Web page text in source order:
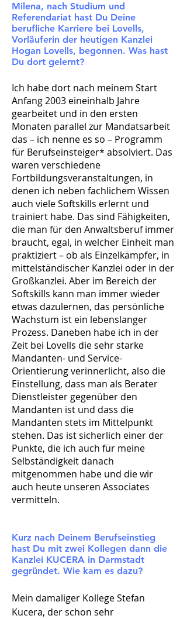
Milena, nach Studium und
Referendariat hast Du Deine
berufliche Karriere bei Lovells,
Vorläuferin der heutigen Kanzlei
Hogan Lovells, begonnen. Was hast
Du dort gelernt?
Ich habe dort nach meinem Start
Anfang 2003 eineinhalb Jahre
gearbeitet und in den ersten
Monaten parallel zur Mandatsarbeit
das – ich nenne es so – Programm
für Berufseinsteiger* absolviert. Das
waren verschiedene
Fortbildungsveranstaltungen, in
denen ich neben fachlichem Wissen
auch viele Softskills erlernt und
trainiert habe. Das sind Fähigkeiten,
die man für den Anwaltsberuf immer
braucht, egal, in welcher Einheit man
praktiziert – ob als Einzelkämpfer, in
mittelständischer Kanzlei oder in der
Großkanzlei. Aber im Bereich der
Softskills kann man immer wieder
etwas dazulernen, das persönliche
Wachstum ist ein lebenslanger
Prozess. Daneben habe ich in der
Zeit bei Lovells die sehr starke
Mandanten- und Service-
Orientierung verinnerlicht, also die
Einstellung, dass man als Berater
Dienstleister gegenüber den
Mandanten ist und dass die
Mandanten stets im Mittelpunkt
stehen. Das ist sicherlich einer der
Punkte, die ich auch für meine
Selbständigkeit danach
mitgenommen habe und die wir
auch heute unseren Associates
vermitteln.
Kurz nach Deinem Berufseinstieg
hast Du mit zwei Kollegen dann die
Kanzlei KUCERA in Darmstadt
gegründet. Wie kam es dazu?
Mein damaliger Kollege Stefan
Kucera, der schon sehr